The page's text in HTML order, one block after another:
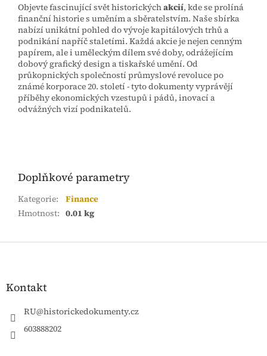
Objevte fascinující svět historickýchakcií, kde se prolíná
finanční historie s uměním a sběratelstvím. Naše sbírka
nabízí unikátní pohled do vývoje kapitálových trhů a
podnikání napříč staletími. Každá akcie je nejen cenným
papírem, ale i uměleckým dílem své doby, odrážejícím
dobový grafický design a tiskařské umění. Od
průkopnických společností průmyslové revoluce po
známé korporace 20. století - tyto dokumenty vyprávějí
příběhy ekonomických vzestupů i pádů, inovací a
odvážných vizí podnikatelů.
Doplňkové parametry
Kategorie:
Finance
Hmotnost: 0.01 kg
Z
Kontakt
RU@historickedokumenty.cz
603888202